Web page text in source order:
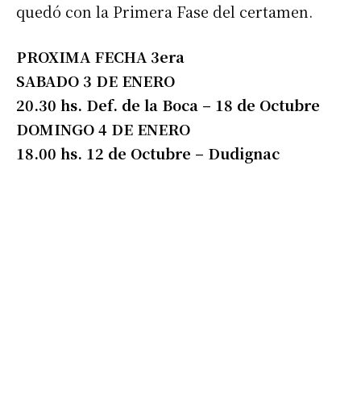
quedó con la Primera Fase del certamen.
PROXIMA FECHA 3era
SABADO 3 DE ENERO
20.30 hs. Def. de la Boca – 18 de Octubre
DOMINGO 4 DE ENERO
18.00 hs. 12 de Octubre – Dudignac